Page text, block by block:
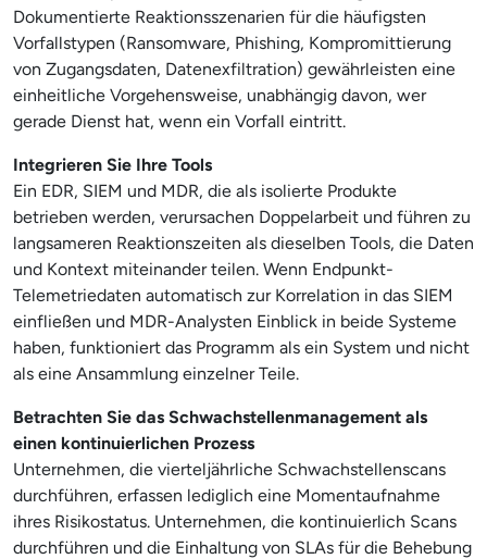
Dokumentierte Reaktionsszenarien für die häufigsten
Vorfallstypen (Ransomware, Phishing, Kompromittierung
von Zugangsdaten, Datenexfiltration) gewährleisten eine
einheitliche Vorgehensweise, unabhängig davon, wer
gerade Dienst hat, wenn ein Vorfall eintritt.
Integrieren Sie Ihre Tools
Ein EDR, SIEM und MDR, die als isolierte Produkte
betrieben werden, verursachen Doppelarbeit und führen zu
langsameren Reaktionszeiten als dieselben Tools, die Daten
und Kontext miteinander teilen. Wenn Endpunkt-
Telemetriedaten automatisch zur Korrelation in das SIEM
einfließen und MDR-Analysten Einblick in beide Systeme
haben, funktioniert das Programm als ein System und nicht
als eine Ansammlung einzelner Teile.
Betrachten Sie das Schwachstellenmanagement als
einen kontinuierlichen Prozess
Unternehmen, die vierteljährliche Schwachstellenscans
durchführen, erfassen lediglich eine Momentaufnahme
ihres Risikostatus. Unternehmen, die kontinuierlich Scans
durchführen und die Einhaltung von SLAs für die Behebung